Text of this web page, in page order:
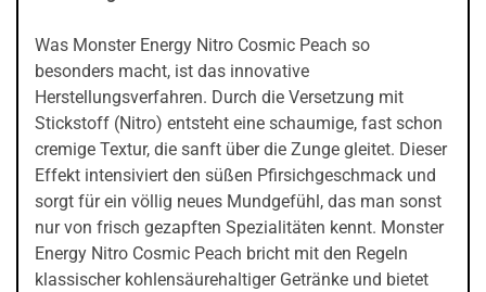
Was Monster Energy Nitro Cosmic Peach so
besonders macht, ist das innovative
Herstellungsverfahren. Durch die Versetzung mit
Stickstoff (Nitro) entsteht eine schaumige, fast schon
cremige Textur, die sanft über die Zunge gleitet. Dieser
Effekt intensiviert den süßen Pfirsichgeschmack und
sorgt für ein völlig neues Mundgefühl, das man sonst
nur von frisch gezapften Spezialitäten kennt. Monster
Energy Nitro Cosmic Peach bricht mit den Regeln
klassischer kohlensäurehaltiger Getränke und bietet